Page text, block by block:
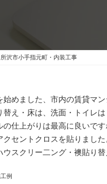
所沢市小手指元町・内装工事
始めました、市内の賃貸マ
替え・床は、洗面・トイレ
仕上がりは最高に良いで
クセントクロスを貼りまし
ウスクリー二ング・襖貼り
例